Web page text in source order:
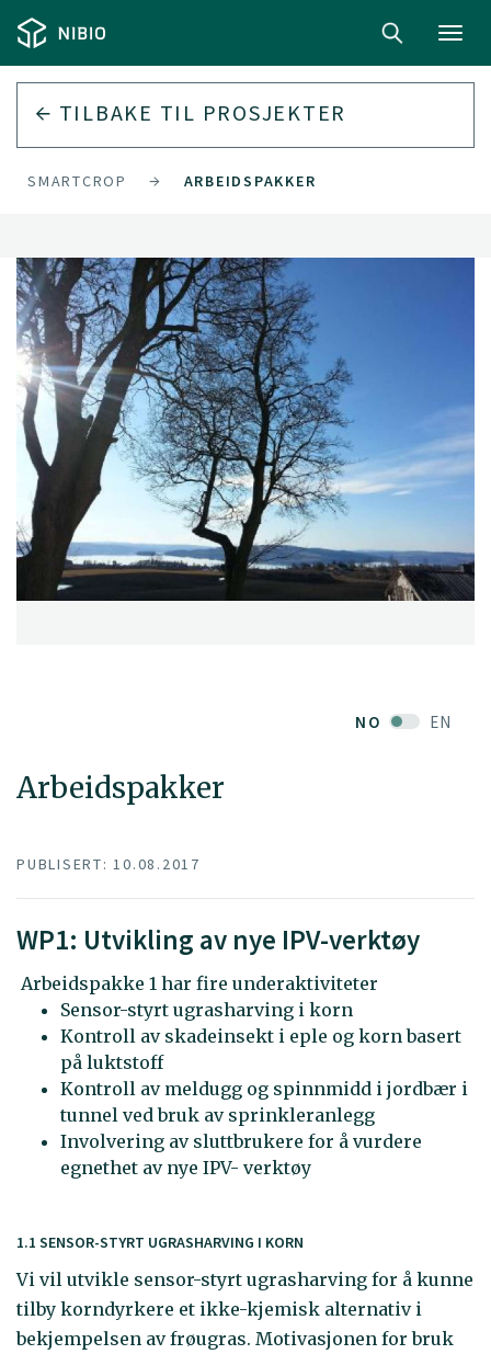
TILBAKE TIL PROSJEKTER
SMARTCROP ARBEIDSPAKKER
NO EN
Arbeidspakker
PUBLISERT: 10.08.2017
WP1: Utvikling av nye IPV-verktøy
Arbeidspakke 1 har fire underaktiviteter
Sensor-styrt ugrasharving i korn
Kontroll av skadeinsekt i eple og korn basert
på luktstoff
Kontroll av meldugg og spinnmidd i jordbær i
tunnel ved bruk av sprinkleranlegg
Involvering av sluttbrukere for å vurdere
egnethet av nye IPV- verktøy
1.1 SENSOR-STYRT UGRASHARVING I KORN
Vi vil utvikle sensor-styrt ugrasharving for å kunne
tilby korndyrkere et ikke-kjemisk alternativ i
bekjempelsen av frøugras. Motivasjonen for bruk